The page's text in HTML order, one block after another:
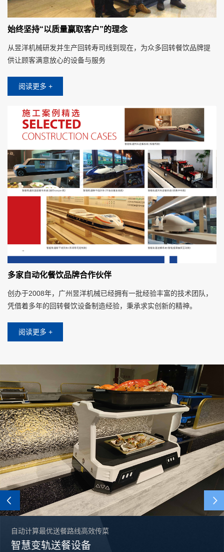
始终坚持“以质量赢取客户”的理念
从昱洋机械研发并生产回转寿司线到现在，为众多回转餐饮品牌提
供让顾客满意放心的设备与服务
阅读更多 +
多家自动化餐饮品牌合作伙伴
创办于2008年，广州昱洋机械已经拥有一批经验丰富的技术团队，
凭借着多年的回转餐饮设备制造经验，秉承求实创新的精神。
阅读更多 +
Previous
自动计算最优送餐路线高效传菜
智慧变轨送餐设备